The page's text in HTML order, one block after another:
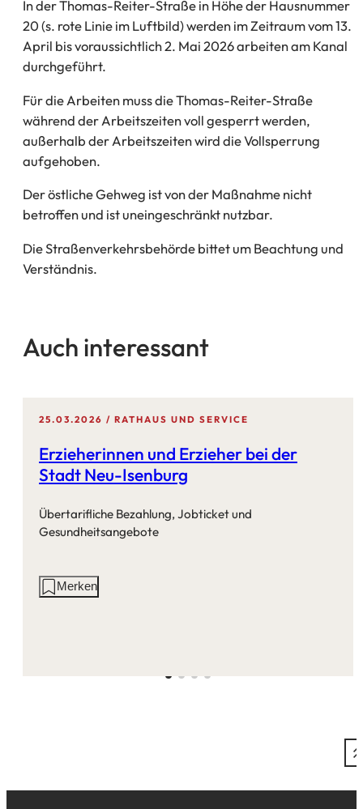
In der Thomas-Reiter-Straße in Höhe der Hausnummer
20 (s. rote Linie im Luftbild) werden im Zeitraum vom 13.
April bis voraussichtlich 2. Mai 2026 arbeiten am Kanal
durchgeführt.
Für die Arbeiten muss die Thomas-Reiter-Straße
während der Arbeitszeiten voll gesperrt werden,
außerhalb der Arbeitszeiten wird die Vollsperrung
aufgehoben.
Der östliche Gehweg ist von der Maßnahme nicht
betroffen und ist uneingeschränkt nutzbar.
Die Straßenverkehrsbehörde bittet um Beachtung und
Verständnis.
Auch interessant
25.03.2026 RATHAUS UND SERVICE
Erzieherinnen und Erzieher bei der
Stadt Neu-Isenburg
Übertarifliche Bezahlung, Jobticket und
Gesundheitsangebote
AktionenMerken